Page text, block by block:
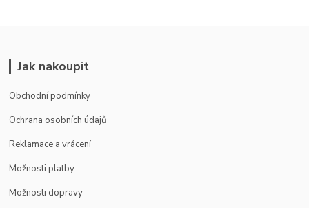
Jak nakoupit
Obchodní podmínky
Ochrana osobních údajů
Reklamace a vrácení
Možnosti platby
Možnosti dopravy